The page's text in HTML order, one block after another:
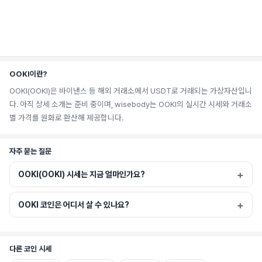
OOKI이란?
OOKI(OOKI)은 바이낸스 등 해외 거래소에서 USDT로 거래되는 가상자산입니
다. 아직 상세 소개는 준비 중이며, wisebody는 OOKI의 실시간 시세와 거래소
별 가격를 원화로 환산해 제공합니다.
자주 묻는 질문
OOKI(OOKI) 시세는 지금 얼마인가요?
OOKI 코인은 어디서 살 수 있나요?
다른 코인 시세